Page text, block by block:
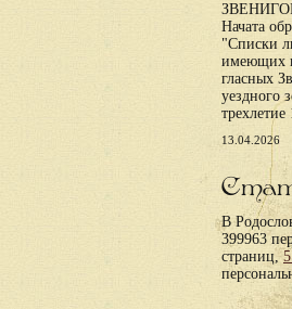
Начата
"Списки
имеющих
гласных
уездного
13.04.2026
В
399963
страниц,